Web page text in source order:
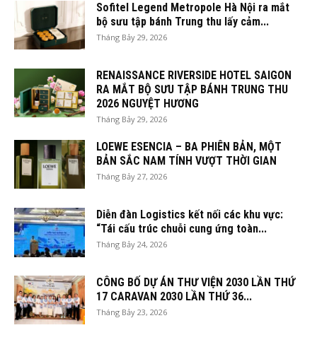
Sofitel Legend Metropole Hà Nội ra mắt
bộ sưu tập bánh Trung thu lấy cảm...
Tháng Bảy 29, 2026
RENAISSANCE RIVERSIDE HOTEL SAIGON
RA MẮT BỘ SƯU TẬP BÁNH TRUNG THU
2026 NGUYỆT HƯƠNG
Tháng Bảy 29, 2026
LOEWE ESENCIA – BA PHIÊN BẢN, MỘT
BẢN SẮC NAM TÍNH VƯỢT THỜI GIAN
Tháng Bảy 27, 2026
Diễn đàn Logistics kết nối các khu vực:
“Tái cấu trúc chuỗi cung ứng toàn...
Tháng Bảy 24, 2026
CÔNG BỐ DỰ ÁN THƯ VIỆN 2030 LẦN THỨ
17 CARAVAN 2030 LẦN THỨ 36...
Tháng Bảy 23, 2026